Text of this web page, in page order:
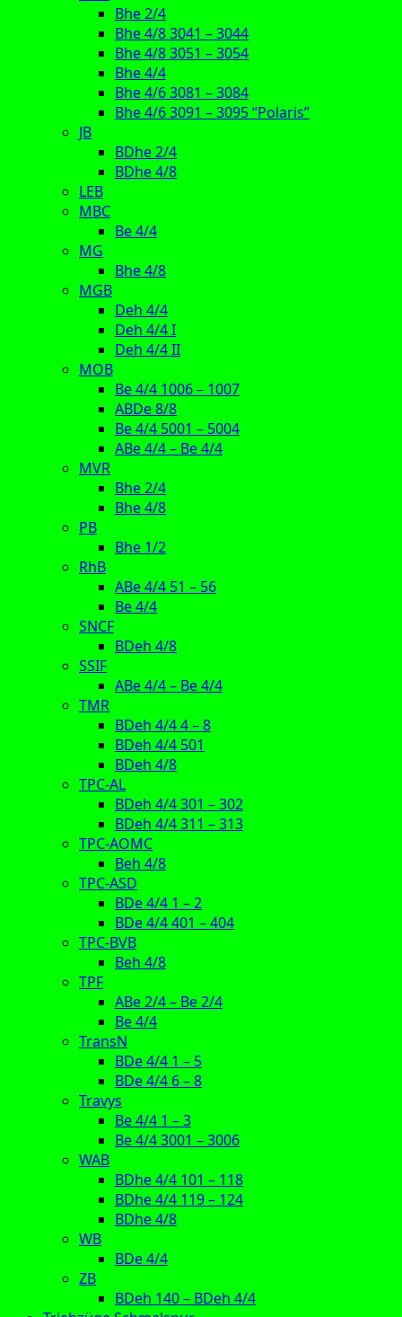
Bhe 2/4
Bhe 4/8 3041 – 3044
Bhe 4/8 3051 – 3054
Bhe 4/4
Bhe 4/6 3081 – 3084
Bhe 4/6 3091 – 3095 “Polaris”
JB
BDhe 2/4
BDhe 4/8
LEB
MBC
Be 4/4
MG
Bhe 4/8
MGB
Deh 4/4
Deh 4/4 I
Deh 4/4 II
MOB
Be 4/4 1006 – 1007
ABDe 8/8
Be 4/4 5001 – 5004
ABe 4/4 – Be 4/4
MVR
Bhe 2/4
Bhe 4/8
PB
Bhe 1/2
RhB
ABe 4/4 51 – 56
Be 4/4
SNCF
BDeh 4/8
SSIF
ABe 4/4 – Be 4/4
TMR
BDeh 4/4 4 – 8
BDeh 4/4 501
BDeh 4/8
TPC-AL
BDeh 4/4 301 – 302
BDeh 4/4 311 – 313
TPC-AOMC
Beh 4/8
TPC-ASD
BDe 4/4 1 – 2
BDe 4/4 401 – 404
TPC-BVB
Beh 4/8
TPF
ABe 2/4 – Be 2/4
Be 4/4
TransN
BDe 4/4 1 – 5
BDe 4/4 6 – 8
Travys
Be 4/4 1 – 3
Be 4/4 3001 – 3006
WAB
BDhe 4/4 101 – 118
BDhe 4/4 119 – 124
BDhe 4/8
WB
BDe 4/4
ZB
BDeh 140 – BDeh 4/4